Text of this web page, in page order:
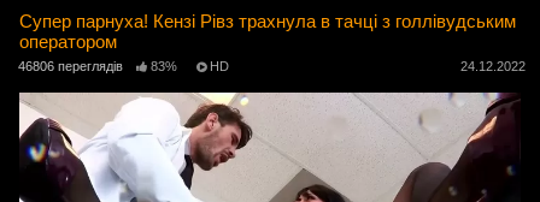
Супер парнуха! Кензі Рівз трахнула в тачці з голлівудським
оператором
46806 переглядів 83% HD 24.12.2022